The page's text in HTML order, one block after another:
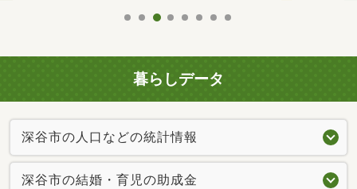
暮らしデータ
深谷市の人口などの統計情報
深谷市の結婚・育児の助成金